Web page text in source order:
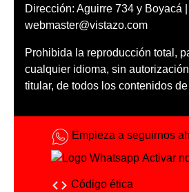
Dirección: Aguirre 734 y Boyacá
webmaster@vistazo.com
Prohibida la reproducción total,
cualquier idioma, sin
titular, de todos los contenidos
Empieza a seguirnos
Activar
Código ética